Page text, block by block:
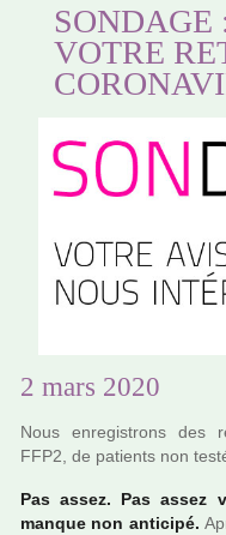
SONDAGE
VOTRE
2 mars 2020
Nous enre­gis­trons des
FFP2, de patients non
Pas assez. Pas assez
manque non anti­cipé.